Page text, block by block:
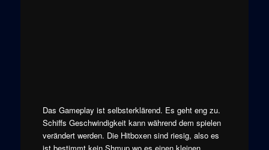
Das Gameplay ist selbsterklärend. Es geht eng zu.
Schiffs Geschwindigkeit kann während dem spielen
verändert werden. Die Hitboxen sind riesig, also es
ist bestimmt kein Shmup wo es einen kleinen